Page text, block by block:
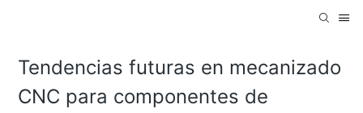
Tendencias futuras en mecanizado
CNC para componentes de